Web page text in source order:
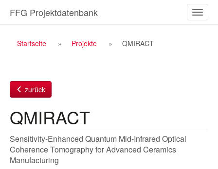
Inhalt
ein-/
FFG Projektdatenbank
Breadcrumb
Startseite Projekte QMIRACT
zurück
QMIRACT
Sensitivity-Enhanced Quantum Mid-Infrared Optical
Coherence Tomography for Advanced Ceramics
Manufacturing